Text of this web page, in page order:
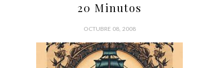
20 Minutos
OCTUBRE 08, 2008